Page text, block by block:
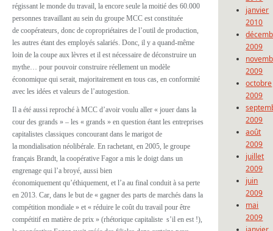
régissant le monde du travail, la encore seule la moitié des 60.000
personnes travaillant au sein du groupe MCC est constituée
de coopérateurs, donc de copropriétaires de l’outil de production,
les autres étant des employés salariés. Donc, il y a quand-même
loin de la coupe aux lèvres et il est nécessaire de déconstruire un
mythe… pour pouvoir construire réellement un modèle
économique qui serait, majoritairement en tous cas, en conformité
avec les idées et valeurs de l’autogestion.
Il a été aussi reproché à MCC d’avoir voulu aller « jouer dans la
cour des grands » – les « grands » en question étant les entreprises
capitalistes classiques concourant dans le marigot de
la mondialisation néolibérale. En rachetant, en 2005, le groupe
français Brandt, la coopérative Fagor a mis le doigt dans un
engrenage qui l’a broyé, aussi bien
économiquement qu’éthiquement, et l’a au final conduit à sa perte
en 2013. Car, dans le but de « gagner des parts de marchés dans la
compétition mondiale » et « réduire le coût du travail pour être
compétitif en matière de prix » (rhétorique capitaliste s’il en est !),
janvier
2010
2009
2009
octobre
2009
2009
août
2009
juillet
2009
juin
2009
mai
2009